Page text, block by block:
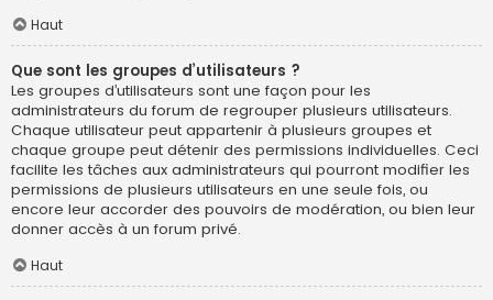
Haut
Que sont les groupes d’utilisateurs ?
Les groupes d’utilisateurs sont une façon pour les
administrateurs du forum de regrouper plusieurs utilisateurs.
Chaque utilisateur peut appartenir à plusieurs groupes et
chaque groupe peut détenir des permissions individuelles. Ceci
facilite les tâches aux administrateurs qui pourront modifier les
permissions de plusieurs utilisateurs en une seule fois, ou
encore leur accorder des pouvoirs de modération, ou bien leur
donner accès à un forum privé.
Haut